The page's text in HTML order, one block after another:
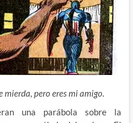
mierda, pero eres mi amigo.
una parábola sobre la